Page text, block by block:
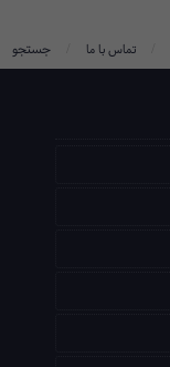
تماس با ما جستجو